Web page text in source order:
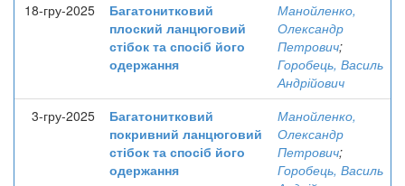
18-гру-2025
Багатонитковий
плоский ланцюговий
стібок та спосіб його
одержання
Манойленко,
Олександр
Петрович;
Горобець, Василь
Андрійович
3-гру-2025
Багатонитковий
покривний ланцюговий
стібок та спосіб його
одержання
Манойленко,
Олександр
Петрович;
Горобець, Василь